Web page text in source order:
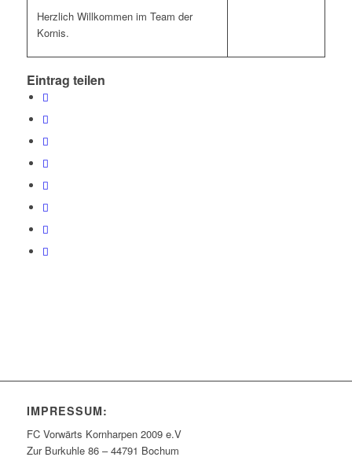
Herzlich Willkommen im Team der
Kornis.
Eintrag teilen
IMPRESSUM:
FC Vorwärts Kornharpen 2009 e.V
Zur Burkuhle 86 – 44791 Bochum